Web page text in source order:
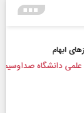
صداوسیما